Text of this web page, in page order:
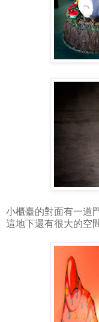
小櫃臺的對面有一道
這地下還有很大的空